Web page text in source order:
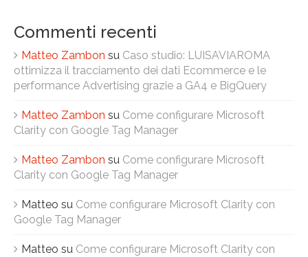
Commenti recenti
Matteo Zambon su Caso studio: LUISAVIAROMA
ottimizza il tracciamento dei dati Ecommerce e le
performance Advertising grazie a GA4 e BigQuery
Matteo Zambon su Come configurare Microsoft
Clarity con Google Tag Manager
Matteo Zambon su Come configurare Microsoft
Clarity con Google Tag Manager
Matteo su Come configurare Microsoft Clarity con
Google Tag Manager
Matteo su Come configurare Microsoft Clarity con